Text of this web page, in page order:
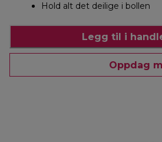
Hold alt det deilige i bollen
Legg til i
Oppdag